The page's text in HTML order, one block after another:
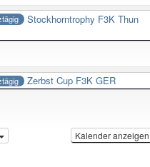
Stockhorntrophy F3K Thun
Zerbst Cup F3K GER
Kalender anzeigen